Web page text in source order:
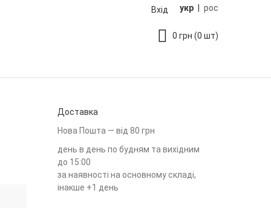
укр рос
Вхід
0 грн (0 шт)
Доставка
Нова Пошта — від 80 грн
день в день по будням та вихідним
до 15:00
за наявності на основному складі,
інакше +1 день